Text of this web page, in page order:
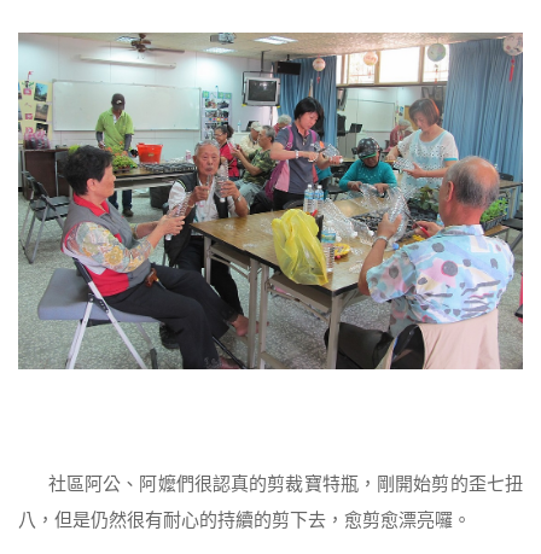
社區阿公、阿嬤們很認真的剪裁寶特瓶，剛開始剪的歪七扭
八，但是仍然很有耐心的持續的剪下去，愈剪愈漂亮囉。